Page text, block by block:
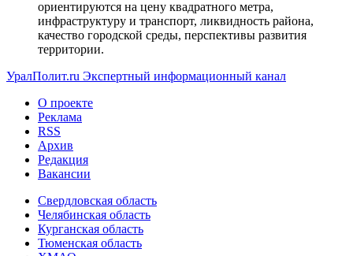
ориентируются на цену квадратного метра,
инфраструктуру и транспорт, ликвидность района,
качество городской среды, перспективы развития
территории.
УралПолит.ru Экспертный информационный канал
О проекте
Реклама
RSS
Архив
Редакция
Вакансии
Свердловская область
Челябинская область
Курганская область
Тюменская область